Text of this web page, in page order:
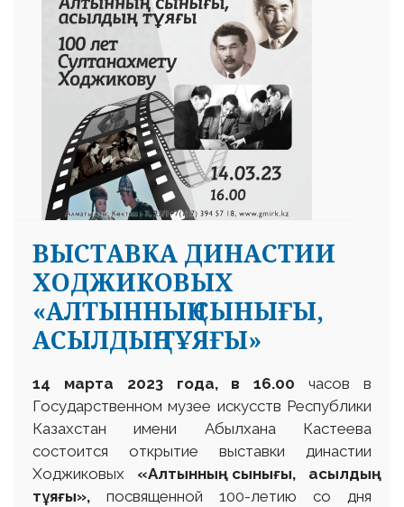
ВЫСТАВКА ДИНАСТИИ
ХОДЖИКОВЫХ
«АЛТЫННЫҢ СЫНЫҒЫ,
АСЫЛДЫҢ ТҰЯҒЫ»
14 марта 2023 года, в 16.00 часов в
Государственном музее искусств Республики
Казахстан имени Абылхана Кастеева
состоится открытие выставки династии
Ходжиковых «Алтынның сынығы, асылдың
тұяғы», посвященной 100-летию со дня